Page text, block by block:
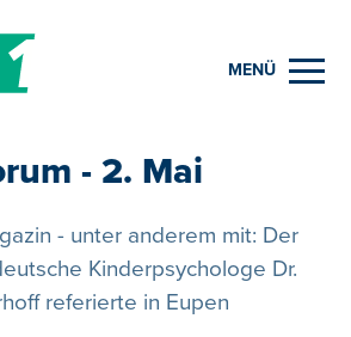
MENÜ
- 2. Mai
- unter anderem mit: Der
Kinderpsychologe Dr.
referierte in Eupen